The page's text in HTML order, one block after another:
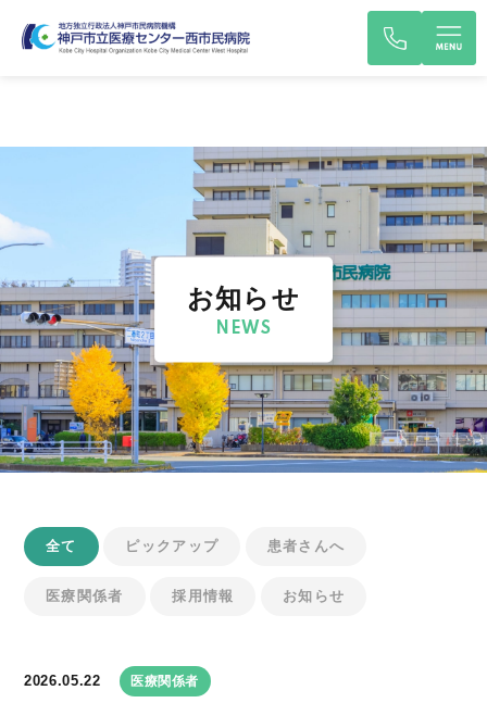
お知らせ
NEWS
全て ピックアップ 患者さんへ
医療関係者 採用情報 お知らせ
2026.05.22 医療関係者